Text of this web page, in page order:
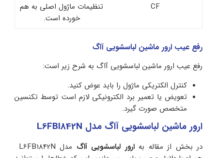
CF
تنظیمات ماژول اصلی به هم
خورده است.
رفع عیب ارور ماشین لباسشویی آاگ
رفع عیب ارور ماشین لباسشویی آاگ به شرح زیر است:
کنترل الکتریکی ماژول را باید عوض کنید.
تعویض یا تعمیر برد الکترونیکی لازم است توسط تکنسین
متخصص صورت گیرد.
ارور ماشین لباسشویی آاگ مدل L6FBI842N
در بخش از مقاله بهارور لباسشویی آاگ